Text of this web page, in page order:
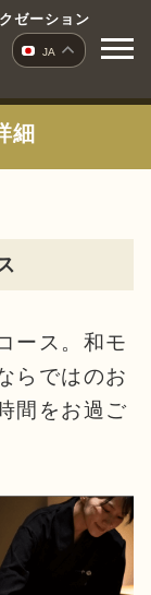
ゼーション
細
ース。和モ
らではのお
間をお過ご
JA